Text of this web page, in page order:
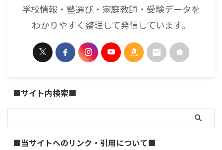
学校情報・塾選び・家庭教師・受験データを
わかりやすく整理して発信しています。
■サイト内検索■
■当サイトへのリンク・引用について■